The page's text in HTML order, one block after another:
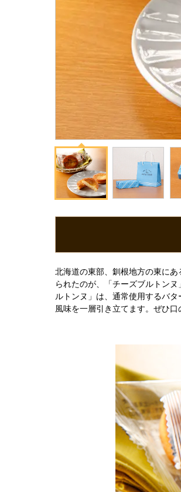
北海道の東部、釧根地方の東に
られたのが、「チーズブルトン
ルトンヌ」は、通常使用するバ
風味を一層引き立てます。ぜひ